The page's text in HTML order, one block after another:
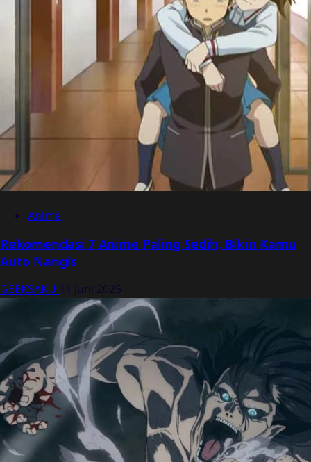
Anime
Rekomendasi 7 Anime Paling Sedih, Bikin Kamu
Auto Nangis
GEEKSAKU 11 Juni 2025